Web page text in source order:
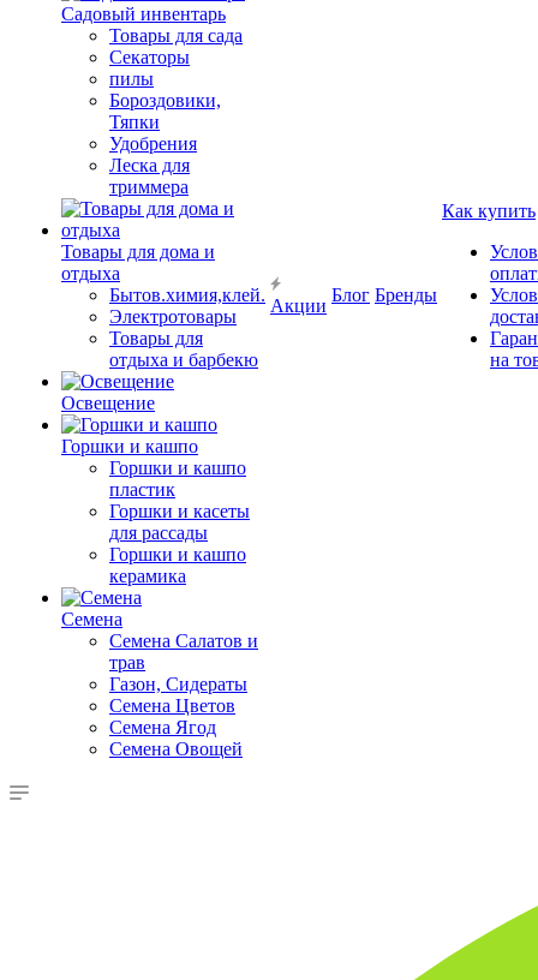
Садовый инвентарь
Товары для сада
Секаторы
пилы
Бороздовики,
Тяпки
Удобрения
Леска для
триммера
Товары для дома и
отдыха
Бытов.химия,клей.
Электротовары
Товары для
отдыха и барбекю
Освещение
Горшки и кашпо
Горшки и кашпо
пластик
Горшки и касеты
для рассады
Горшки и кашпо
керамика
Семена
Семена Салатов и
трав
Газон, Сидераты
Семена Цветов
Семена Ягод
Семена Овощей
Акции
Блог Бренды
Как купить
на